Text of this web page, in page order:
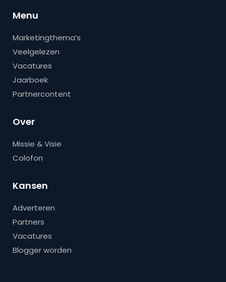
Menu
Marketingthema’s
Veelgelezen
Vacatures
Jaarboek
Partnercontent
Over
Missie & Visie
Colofon
Kansen
Adverteren
Partners
Vacatures
Blogger worden